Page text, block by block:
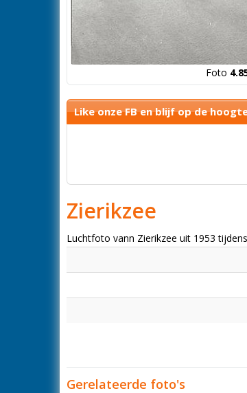
Foto
Like onze FB en blijf op de
Zierikzee
Luchtfoto vann Zierikzee uit 1953
Gerelateerde foto's